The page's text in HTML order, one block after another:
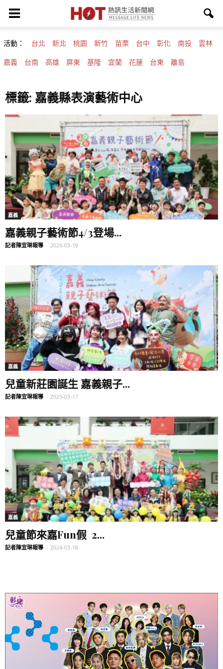
活動： 台北 新北 桃園 新竹 苗栗 台中 彰化 南投 雲林
嘉義 台南 高雄 屏東 基隆 宜蘭 花蓮 台東 離島
標籤: 嘉義縣表演藝術中心
嘉義
嘉義親子藝術節4/3登場...
記者陳宜琳報導 - 2026-03-19
嘉義
兒童新莊園誕生 嘉義親子...
記者陳宜琳報導 - 2025-03-17
嘉義
兒童節來嘉Fun假 2...
記者陳宜琳報導 - 2024-03-18